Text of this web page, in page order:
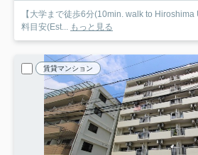
【大学まで徒歩6分(10min. walk to
料目安(Est... もっと見る
賃貸マンション